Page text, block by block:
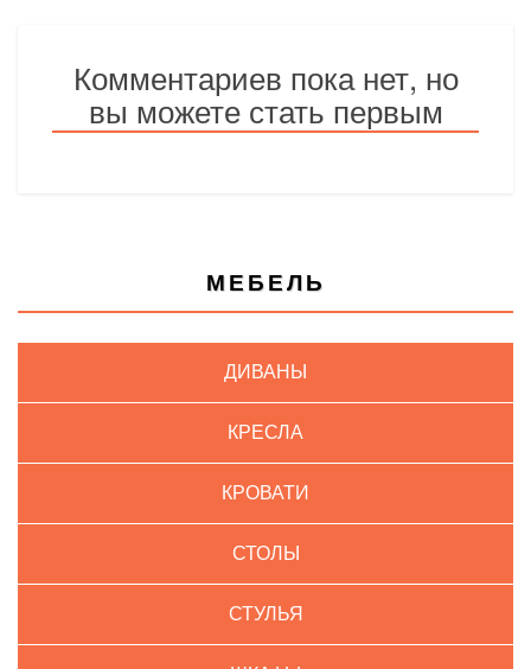
Комментариев пока нет, но
вы можете стать первым
МЕБЕЛЬ
ДИВАНЫ
КРЕСЛА
КРОВАТИ
СТОЛЫ
СТУЛЬЯ